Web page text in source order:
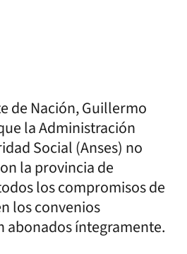
de Nación, Guillermo
la Administración
Social (Anses) no
la provincia de
los compromisos de
los convenios
íntegramente.